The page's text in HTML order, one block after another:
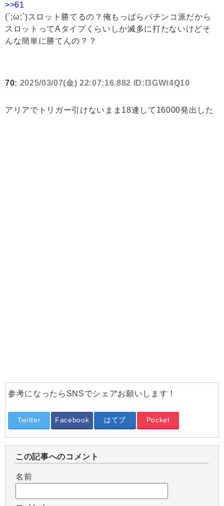
>>61
(´;ω;`)スロット勝てるの？俺もっぱらパチンコ派だから
スロットってAタイプくらいしか滅多に打たないけどそ
んな簡単に勝てんの？？
70: 2025/03/07(金) 22:07:16.882 ID:l3GWt4Q10
アリアでトリガー引けないまま18連して16000発出した
参考になったらSNSでシェアお願いします！
Twitter Facebook はてブ Pocket
この記事へのコメント
名前